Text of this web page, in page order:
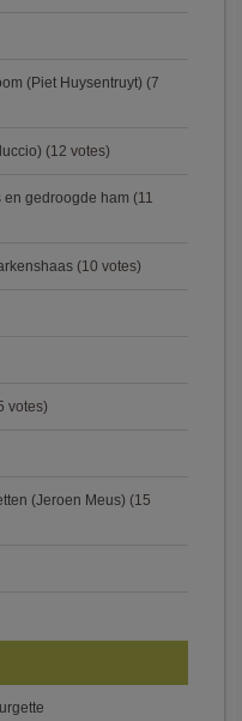
(Piet Huysentruyt) (7
(12 votes)
gedroogde ham (11
(10 votes)
votes)
(Jeroen Meus) (15